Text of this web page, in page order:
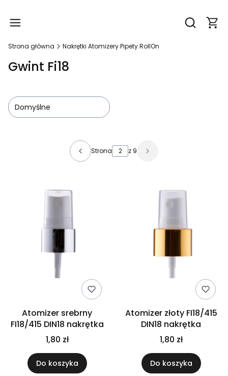
Otwórz
Strona główna Nakrętki Atomizery Pipety RollOn
Gwint Fi18
Domyślne
Lista produktów
Strona z 9
Atomizer srebrny
FI18/415 DIN18 nakrętka
1,80 zł
Do koszyka
Atomizer złoty FI18/415
DIN18 nakrętka
1,80 zł
Do koszyka